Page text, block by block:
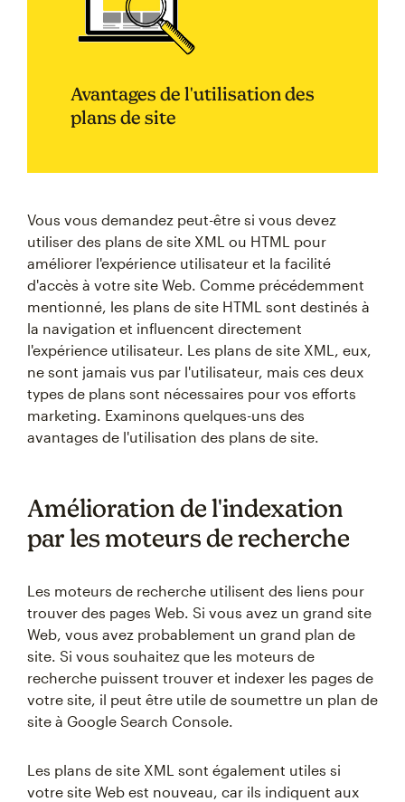
Avantages de l'utilisation des
plans de site
Vous vous demandez peut-être si vous devez
utiliser des plans de site XML ou HTML pour
améliorer l'expérience utilisateur et la facilité
d'accès à votre site Web. Comme précédemment
mentionné, les plans de site HTML sont destinés à
la navigation et influencent directement
l'expérience utilisateur. Les plans de site XML, eux,
ne sont jamais vus par l'utilisateur, mais ces deux
types de plans sont nécessaires pour vos efforts
marketing. Examinons quelques-uns des
avantages de l'utilisation des plans de site.
Amélioration de l'indexation
par les moteurs de recherche
Les moteurs de recherche utilisent des liens pour
trouver des pages Web. Si vous avez un grand site
Web, vous avez probablement un grand plan de
site. Si vous souhaitez que les moteurs de
recherche puissent trouver et indexer les pages de
votre site, il peut être utile de soumettre un plan de
site à Google Search Console.
Les plans de site XML sont également utiles si
votre site Web est nouveau, car ils indiquent aux